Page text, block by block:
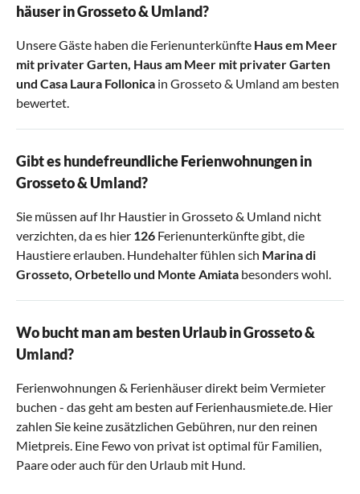
häuser in Grosseto & Umland?
Unsere Gäste haben die Ferienunterkünfte Haus em Meer
mit privater Garten, Haus am Meer mit privater Garten
und Casa Laura Follonica in Grosseto & Umland am besten
bewertet.
Gibt es hundefreundliche Ferienwohnungen in
Grosseto & Umland?
Sie müssen auf Ihr Haustier in Grosseto & Umland nicht
verzichten, da es hier 126 Ferienunterkünfte gibt, die
Haustiere erlauben. Hundehalter fühlen sich Marina di
Grosseto, Orbetellound Monte Amiata besonders wohl.
Wo bucht man am besten Urlaub in Grosseto &
Umland?
Ferienwohnungen & Ferienhäuser direkt beim Vermieter
buchen - das geht am besten auf Ferienhausmiete.de. Hier
zahlen Sie keine zusätzlichen Gebühren, nur den reinen
Mietpreis. Eine Fewo von privat ist optimal für Familien,
Paare oder auch für den Urlaub mit Hund.